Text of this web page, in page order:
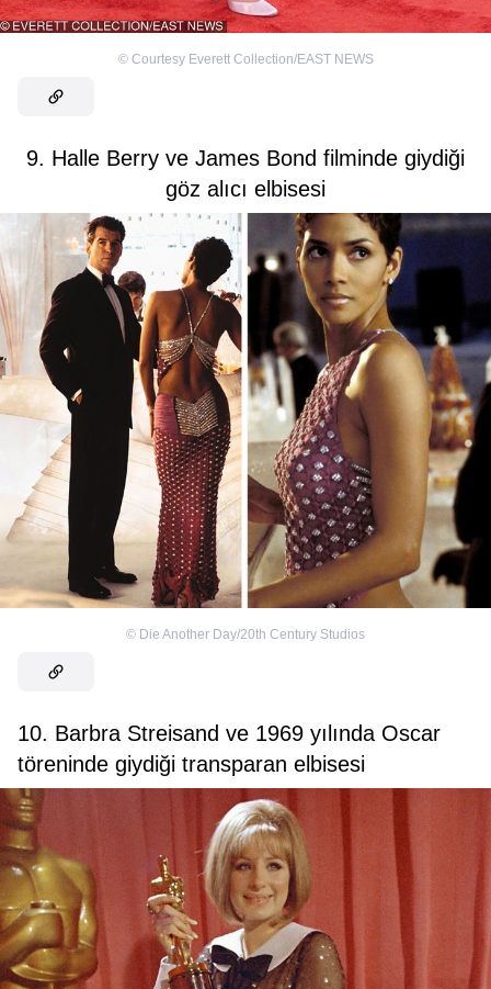
© Courtesy Everett Collection/EAST NEWS
9. Halle Berry ve James Bond filminde giydiği
göz alıcı elbisesi
© Die Another Day/20th Century Studios
10. Barbra Streisand ve 1969 yılında Oscar
töreninde giydiği transparan elbisesi